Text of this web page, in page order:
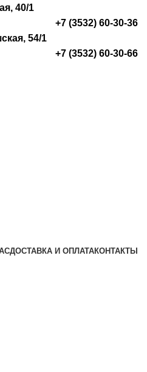
40/1
+7 (3532) 60-30-36
54/1
+7 (3532) 60-30-66
ДОСТАВКА И ОПЛАТАКОНТАКТЫ